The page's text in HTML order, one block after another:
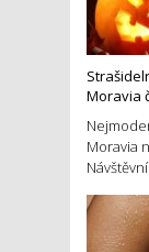
Moravia
Moravia